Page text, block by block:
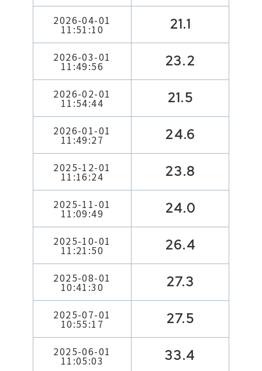
2026-04-01
11:51:10 21.1
2026-03-01
11:49:56 23.2
2026-02-01
11:54:44 21.5
2026-01-01
11:49:27 24.6
2025-12-01
11:16:24 23.8
2025-11-01
11:09:49 24.0
2025-10-01
11:21:50 26.4
2025-08-01
10:41:30 27.3
2025-07-01
10:55:17 27.5
2025-06-01
11:05:03 33.4